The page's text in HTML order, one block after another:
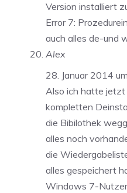
Version installiert
Error 7:
auch alles de-und
Alex
28. Januar 2014
Also ich hatte
kompletten
die Bibilothek
alles noch
die
alles gespeichert
Windows 7-